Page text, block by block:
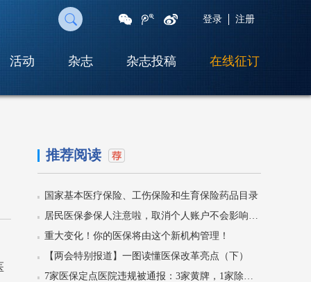
扫
网
页
分
享
朋
友
圈
登录 注册
活动 杂志 杂志投稿 在线征订
推荐阅读
国家基本医疗保险、工伤保险和生育保险药品目录
居民医保参保人注意啦，取消个人账户不会影响门诊待遇！
重大变化！你的医保将由这个新机构管理！
【两会特别报道】一图读懂医保改革亮点（下）
7家医保定点医院违规被通报：3家黄牌，1家除名！